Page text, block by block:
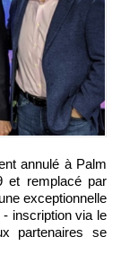
et remplacé par
exceptionnelle
inscription via le
partenaires se